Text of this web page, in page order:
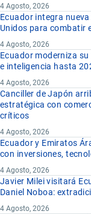
4 Agosto, 2026
Ecuador integra
Unidos para combatir
4 Agosto, 2026
Ecuador moderniza
e inteligencia hasta
4 Agosto, 2026
Canciller de Japón
estratégica con
críticos
4 Agosto, 2026
Ecuador y Emiratos
con inversiones,
4 Agosto, 2026
Javier Milei visitará
Daniel Noboa:
4 Agosto, 2026